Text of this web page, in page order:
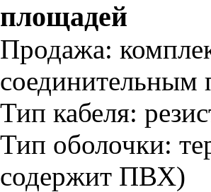
площадей
Продажа:
соединительным
Тип кабеля:
Тип оболочки:
содержит ПВХ)